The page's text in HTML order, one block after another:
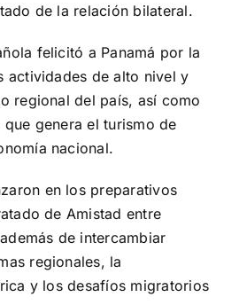
de la relación bilateral.
felicitó a Panamá por la
actividades de alto nivel y
regional del país, así como
genera el turismo de
nacional.
en los preparativos
de Amistad entre
de intercambiar
regionales, la
y los desafíos migratorios